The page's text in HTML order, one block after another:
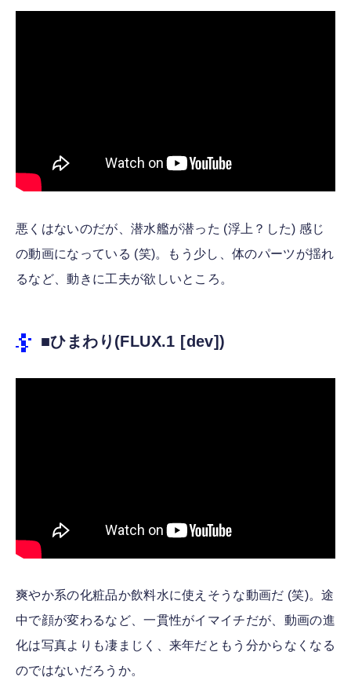
悪くはないのだが、潜水艦が潜った (浮上？した) 感じ
の動画になっている (笑)。もう少し、体のパーツが揺れ
るなど、動きに工夫が欲しいところ。
■ひまわり(FLUX.1 [dev])
爽やか系の化粧品か飲料水に使えそうな動画だ (笑)。途
中で顔が変わるなど、一貫性がイマイチだが、動画の進
化は写真よりも凄まじく、来年だともう分からなくなる
のではないだろうか。